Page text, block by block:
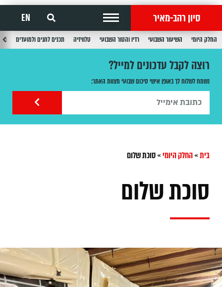
סיון רהב-מאיר EN
החלק היומי השיעור השבועי רדיו והטור השבועי טלוויזיה תכנים לחגים ולמועדים
רוצה לקבל עדכונים למייל?
נשמח לשלוח לך באופן אישי סיכום שבועי מצוות האתר:
בית»החלק היומי»סוכת שלום
סוכת שלום